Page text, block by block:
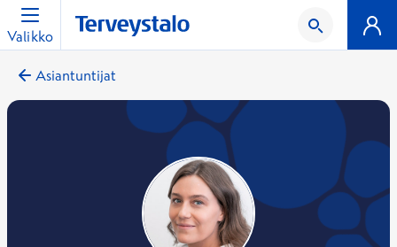
Valikko
Asiantuntijat